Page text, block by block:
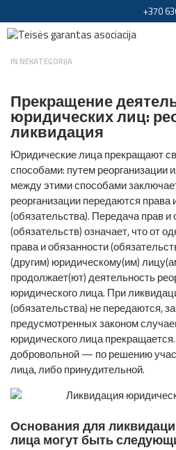
+370
IN NEKATEGORIJA
Прекращение
юридических лиц:
ликвидация
Юридические лица прекращают
способами: путем реорганизации
между этими способами
реорганизации передаются права
(обязательства). Передача прав и
(обязательств) означает, что от
права и обязанности
(другим) юридическому(им)
продолжает(ют) деятельность
юридического лица. При
(обязательства) не передаются,
предусмотренных законом
юридического лица
добровольной — по решению
лица, либо принудительной.
Основания для
лица могут быть